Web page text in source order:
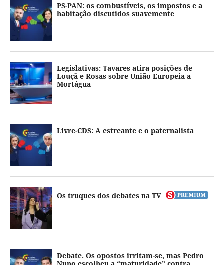
PS-PAN: os combustíveis, os impostos e a
habitação discutidos suavemente
Legislativas: Tavares atira posições de
Louçã e Rosas sobre União Europeia a
Mortágua
Livre-CDS: A estreante e o paternalista
Os truques dos debates na TV
Debate. Os opostos irritam-se, mas Pedro
Nuno escolheu a “maturidade” contra